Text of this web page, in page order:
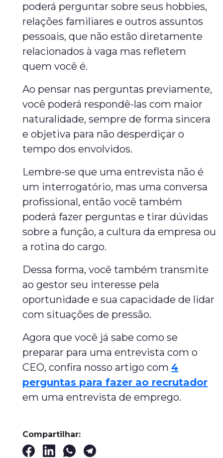
poderá perguntar sobre seus hobbies,
relações familiares e outros assuntos
pessoais, que não estão diretamente
relacionados à vaga mas refletem
quem você é.
Ao pensar nas perguntas previamente,
você poderá respondê-las com maior
naturalidade, sempre de forma sincera
e objetiva para não desperdiçar o
tempo dos envolvidos.
Lembre-se que uma entrevista não é
um interrogatório, mas uma conversa
profissional, então você também
poderá fazer perguntas e tirar dúvidas
sobre a função, a cultura da empresa ou
a rotina do cargo.
Dessa forma, você também transmite
ao gestor seu interesse pela
oportunidade e sua capacidade de lidar
com situações de pressão.
Agora que você já sabe como se
preparar para uma entrevista com o
CEO, confira nosso artigo com4
perguntas para fazer ao recrutador
em uma entrevista de emprego.
Compartilhar: